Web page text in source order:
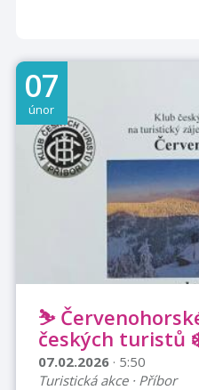
07
únor
⛷️
českých turistů
07.02.2026 · 5:50
Turistická akce · Příbor